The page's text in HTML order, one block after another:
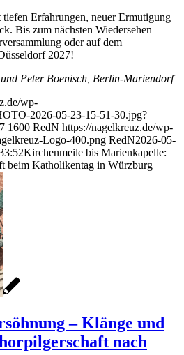
Erfahrungen, neuer Ermutigung
Bis zum nächsten Wiedersehen –
oder auf dem
2027!
Peter Boenisch, Berlin-Mariendorf
wp-
2026-05-23-15-51-30.jpg?
1600 RedN https://nagelkreuz.de/wp-
Logo-400.png RedN2026-05-
Kirchenmeile bis Marienkapelle:
beim Katholikentag in Würzburg
– Klänge und
nach